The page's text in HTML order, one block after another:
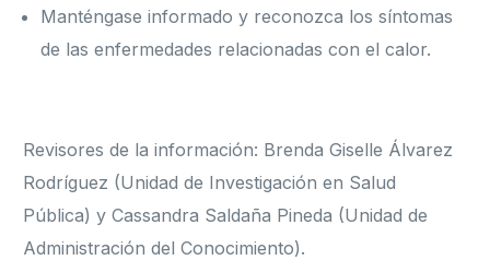
Manténgase informado y reconozca los síntomas
de las enfermedades relacionadas con el calor.
Revisores de la información: Brenda Giselle Álvarez
Rodríguez (Unidad de Investigación en Salud
Pública) y Cassandra Saldaña Pineda (Unidad de
Administración del Conocimiento).